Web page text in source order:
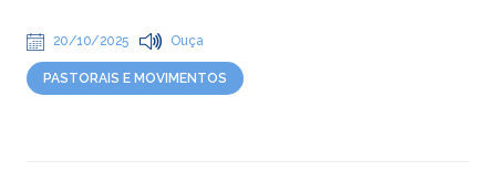
20/10/2025 Ouça
PASTORAIS E MOVIMENTOS